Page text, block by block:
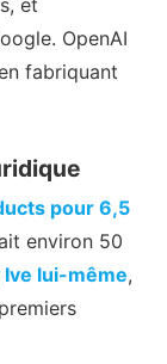
et
OpenAI
fabriquant
pour 6,5
environ 50
Ive lui-même,